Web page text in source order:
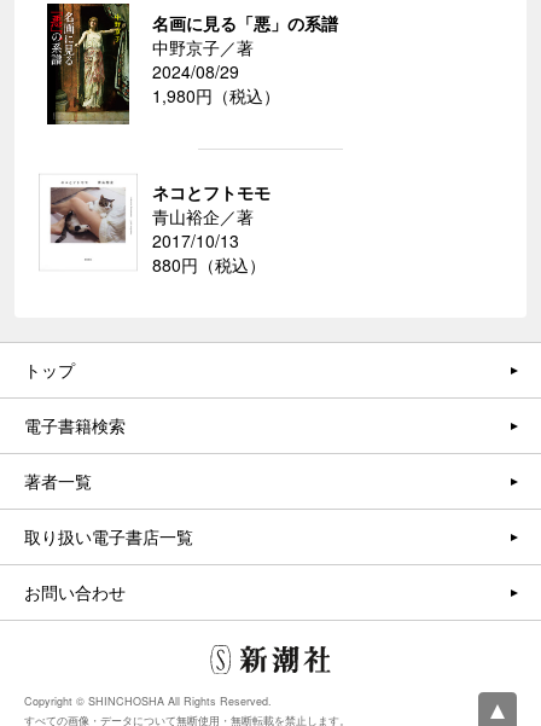
名画に見る「悪」の系譜
中野京子／著
2024/08/29
1,980円（税込）
ネコとフトモモ
青山裕企／著
2017/10/13
880円（税込）
トップ
電子書籍検索
著者一覧
取り扱い電子書店一覧
お問い合わせ
Copyright © SHINCHOSHA All Rights Reserved.
すべての画像・データについて無断使用・無断転載を禁止します。